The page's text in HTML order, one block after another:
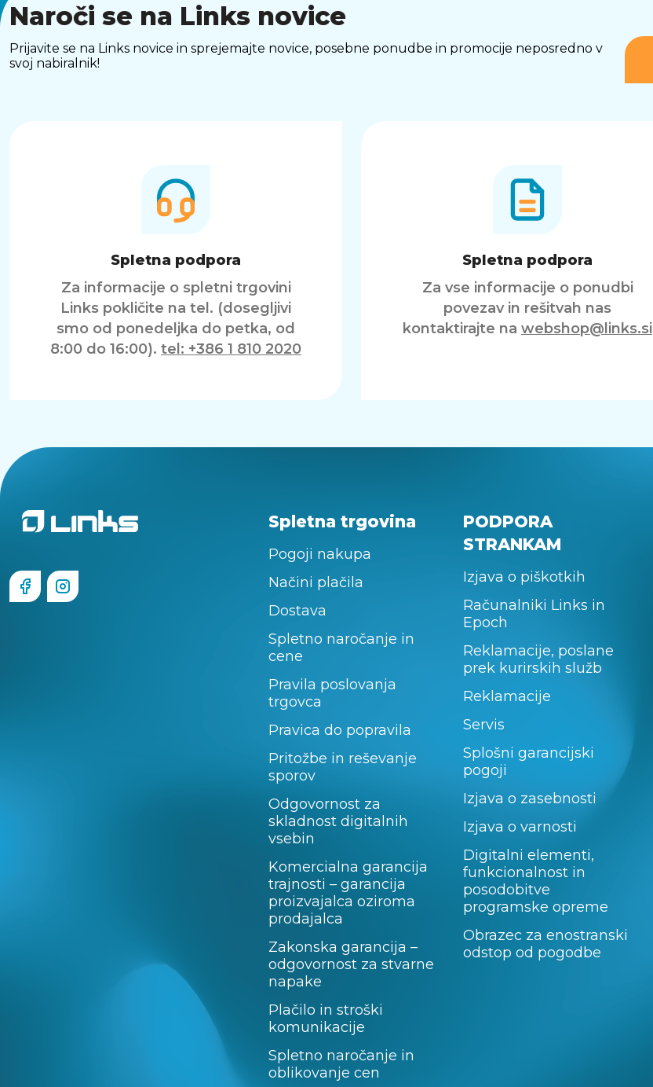
Naroči se na Links novice
Prijavite se na Links novice in sprejemajte novice, posebne ponudbe in promocije neposredno v
svoj nabiralnik!
Spletna podpora
Za informacije o spletni trgovini
Links pokličite na tel. (dosegljivi
smo od ponedeljka do petka, od
8:00 do 16:00). tel: +386 1 810 2020
Spletna podpora
Za vse informacije o ponudbi
povezav in rešitvah nas
kontaktirajte na webshop@links.si
Spletna trgovina
Pogoji nakupa
Načini plačila
Dostava
Spletno naročanje in
cene
Pravila poslovanja
trgovca
Pravica do popravila
Pritožbe in reševanje
sporov
Odgovornost za
skladnost digitalnih
vsebin
Komercialna garancija
trajnosti – garancija
proizvajalca oziroma
prodajalca
Zakonska garancija –
odgovornost za stvarne
napake
Plačilo in stroški
komunikacije
Spletno naročanje in
oblikovanje cen
PODPORA
STRANKAM
Izjava o piškotkih
Računalniki Links in
Epoch
Reklamacije, poslane
prek kurirskih služb
Reklamacije
Servis
Splošni garancijski
pogoji
Izjava o zasebnosti
Izjava o varnosti
Digitalni elementi,
funkcionalnost in
posodobitve
programske opreme
Obrazec za enostranski
odstop od pogodbe